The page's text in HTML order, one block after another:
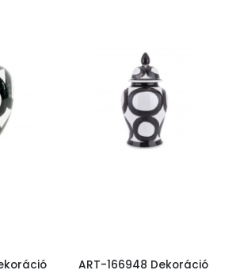
ART-166948 Dekoráció